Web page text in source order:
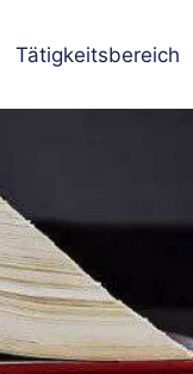
Tätigkeitsbereich